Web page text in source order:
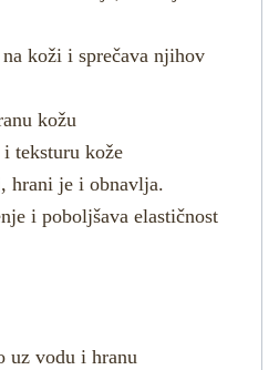
koži i sprečava njihov
kožu
teksturu kože
hrani je i obnavlja.
i poboljšava elastičnost
uz vodu i hranu